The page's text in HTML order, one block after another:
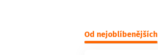
Od nejoblíbenějších